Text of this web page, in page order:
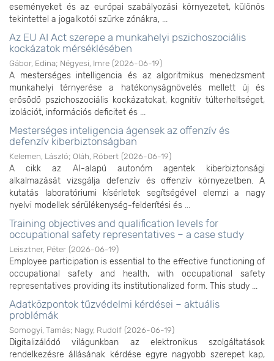
eseményeket és az európai szabályozási környezetet, különös
tekintettel a jogalkotói szürke zónákra, ...
Az EU AI Act szerepe a munkahelyi pszichoszociális
kockázatok mérséklésében
Gábor, Edina; Négyesi, Imre (2026-06-19)
A mesterséges intelligencia és az algoritmikus menedzsment
munkahelyi térnyerése a hatékonyságnövelés mellett új és
erősődő pszichoszociális kockázatokat, kognitív túlterheltséget,
izolációt, információs deficitet és ...
Mesterséges inteligencia ágensek az offenzív és
defenzív kiberbiztonságban
Kelemen, László; Oláh, Róbert (2026-06-19)
A cikk az AI-alapú autonóm agentek kiberbiztonsági
alkalmazását vizsgálja defenzív és offenzív környezetben. A
kutatás laboratóriumi kísérletek segítségével elemzi a nagy
nyelvi modellek sérülékenység-felderítési és ...
Training objectives and qualification levels for
occupational safety representatives – a case study
Leisztner, Péter (2026-06-19)
Employee participation is essential to the effective functioning of
occupational safety and health, with occupational safety
representatives providing its institutionalized form. This study ...
Adatközpontok tűzvédelmi kérdései – aktuális
problémák
Somogyi, Tamás; Nagy, Rudolf (2026-06-19)
Digitalizálódó világunkban az elektronikus szolgáltatások
rendelkezésre állásának kérdése egyre nagyobb szerepet kap,